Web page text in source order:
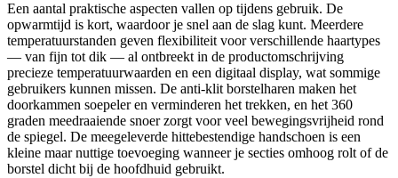
Een aantal praktische aspecten vallen op tijdens gebruik. De
opwarmtijd is kort, waardoor je snel aan de slag kunt. Meerdere
temperatuurstanden geven flexibiliteit voor verschillende haartypes
— van fijn tot dik — al ontbreekt in de productomschrijving
precieze temperatuurwaarden en een digitaal display, wat sommige
gebruikers kunnen missen. De anti-klit borstelharen maken het
doorkammen soepeler en verminderen het trekken, en het 360
graden meedraaiende snoer zorgt voor veel bewegingsvrijheid rond
de spiegel. De meegeleverde hittebestendige handschoen is een
kleine maar nuttige toevoeging wanneer je secties omhoog rolt of de
borstel dicht bij de hoofdhuid gebruikt.